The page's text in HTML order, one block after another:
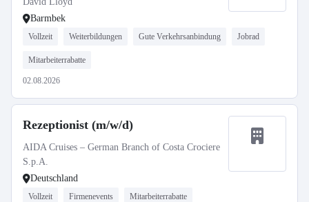
Barmbek
Vollzeit Weiterbildungen Gute Verkehrsanbindung Jobrad
Mitarbeiterrabatte
02.08.2026
Rezeptionist (m/w/d)
AIDA Cruises – German Branch of Costa Crociere
S.p.A.
Deutschland
Vollzeit Firmenevents Mitarbeiterrabatte